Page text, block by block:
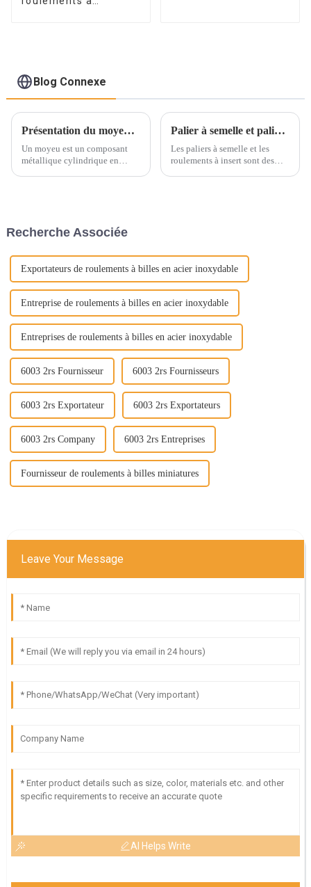
Blog Connexe
Présentation du moyeu de roue ultime : révolutionnez votre conduite
Un moyeu est un composant
métallique cylindrique en
moyeu de roue se définit par
diamètre.
Palier à semelle et paliers rapportés à usages divers
Les paliers à semelle et les
roulements à insert sont des
Recherche Associée
Exportateurs de roulements à billes en acier inoxydable
Entreprise de roulements à billes en acier inoxydable
Entreprises de roulements à billes en acier inoxydable
6003 2rs Fournisseur 6003 2rs Fournisseurs
6003 2rs Exportateur 6003 2rs Exportateurs
6003 2rs Company 6003 2rs Entreprises
Fournisseur de roulements à billes miniatures
Leave Your Message
AI Helps Write